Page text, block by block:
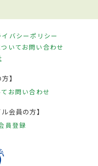
イバシーポリシー
いてお問い合わせ
】
お問い合わせ
会員の方】
員登録